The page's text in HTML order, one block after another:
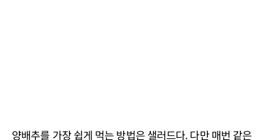
양배추를 가장 쉽게 먹는 방법은 샐러드다. 다만 매번 같은